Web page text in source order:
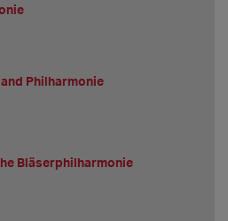
Philharmonie
Bläserphilharmonie